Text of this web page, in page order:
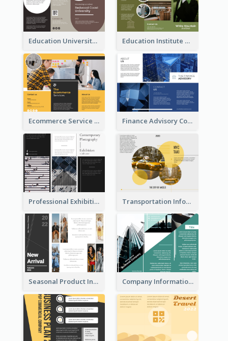
Education University Brochure Education Institute Brochure
Ecommerce Service Brochure Finance Advisory Company Brochure
Professional Exhibition Event Tri Fold Brochure Transportation Information Tri Fold Brochure
Seasonal Product Informational Tri Fold Brochure Company Informational Tri Fold Brochure